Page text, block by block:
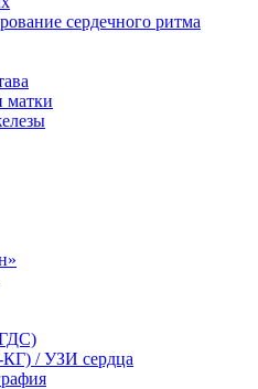
сердечного ритма
матки
/ УЗИ сердца